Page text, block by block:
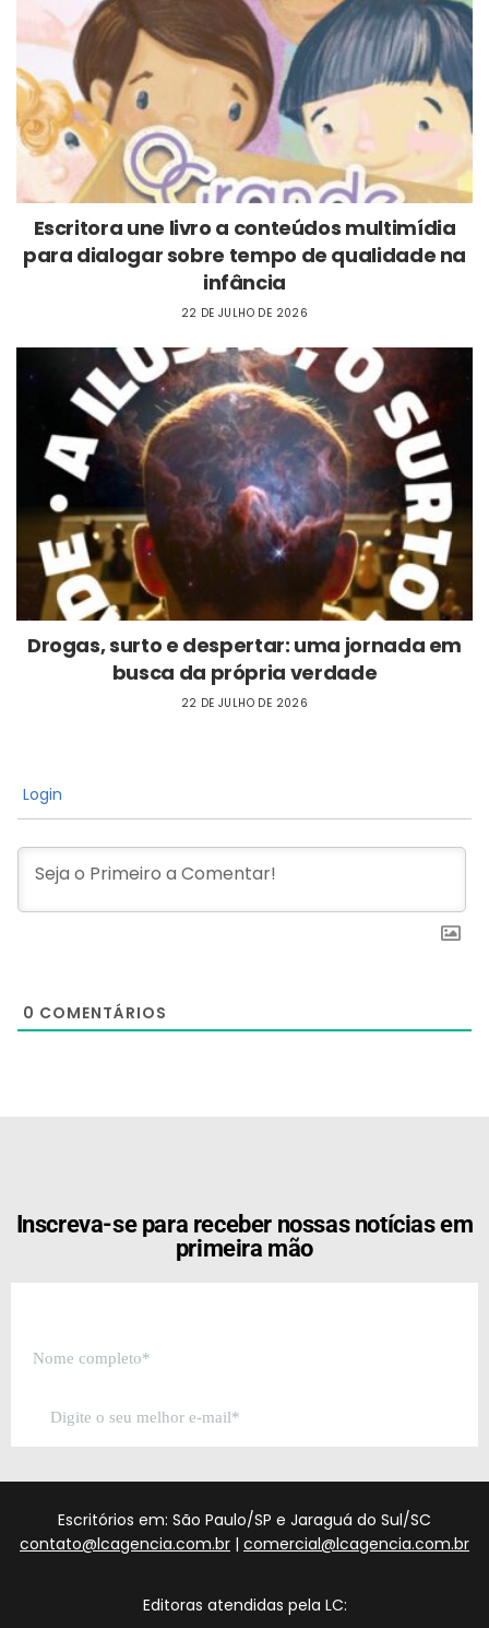
Escritora une livro a conteúdos multimídia
para dialogar sobre tempo de qualidade na
infância
22 DE JULHO DE 2026
Drogas, surto e despertar: uma jornada em
busca da própria verdade
22 DE JULHO DE 2026
Login
0 COMENTÁRIOS
Inscreva-se para receber nossas notícias em
primeira mão
Escritórios em: São Paulo/SP e Jaraguá do Sul/SC
contato@lcagencia.com.br | comercial@lcagencia.com.br
Editoras atendidas pela LC: